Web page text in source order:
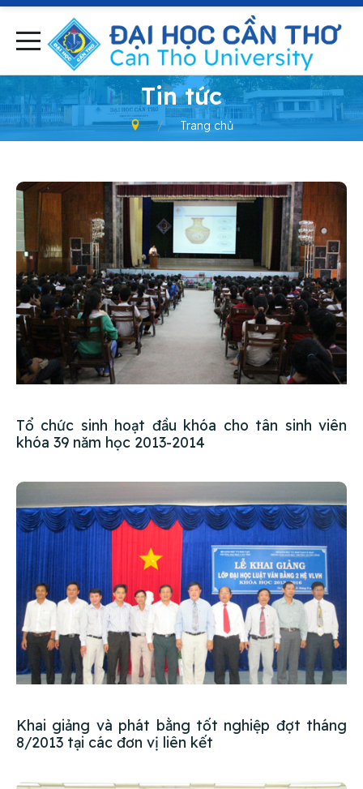
- Tin tức
Trang chủ
Tổ chức sinh hoạt đầu khóa cho tân sinh viên
khóa 39 năm học 2013-2014
Khai giảng và phát bằng tốt nghiệp đợt tháng
8/2013 tại các đơn vị liên kết